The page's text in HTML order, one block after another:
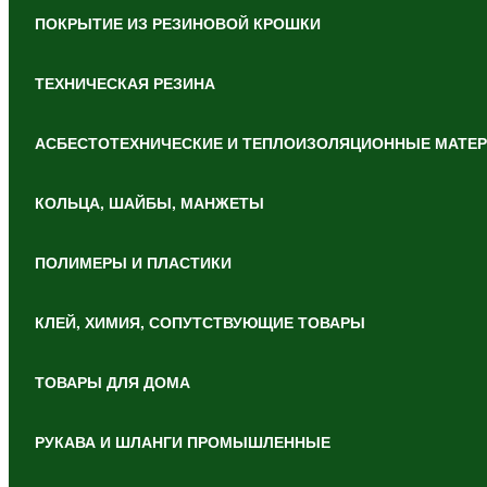
ПОКРЫТИЕ ИЗ РЕЗИНОВОЙ КРОШКИ
ТЕХНИЧЕСКАЯ РЕЗИНА
АСБЕСТОТЕХНИЧЕСКИЕ И ТЕПЛОИЗОЛЯЦИОННЫЕ
КОЛЬЦА, ШАЙБЫ, МАНЖЕТЫ
ПОЛИМЕРЫ И ПЛАСТИКИ
КЛЕЙ, ХИМИЯ, СОПУТСТВУЮЩИЕ ТОВАРЫ
ТОВАРЫ ДЛЯ ДОМА
РУКАВА И ШЛАНГИ ПРОМЫШЛЕННЫЕ